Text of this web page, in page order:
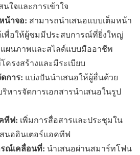
ใจและการเข้าใจ
น้าจอ: สามารถนำเสนอแบบเต็มหน้า
พื่อให้ผู้ชมมีประสบการณ์ที่ยิ่งใหญ่
แผนภาพและสไลด์แบบมืออาชีพ
ครงสร้างและมีระเบียบ
การ: แบ่งปันนำเสนอให้ผู้อื่นด้วย
หารจัดการเอกสารนำเสนอในรูป
ทีฟ: เพิ่มการสื่อสารและประชุมใน
สนออินเตอร์แอคทีฟ
ณ์เคลื่อนที่: นำเสนอผ่านสมาร์ทโฟน